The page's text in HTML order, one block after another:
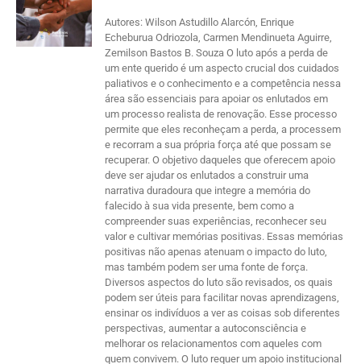
Autores: Wilson Astudillo Alarcón, Enrique
Echeburua Odriozola, Carmen Mendinueta Aguirre,
Zemilson Bastos B. Souza O luto após a perda de
um ente querido é um aspecto crucial dos cuidados
paliativos e o conhecimento e a competência nessa
área são essenciais para apoiar os enlutados em
um processo realista de renovação. Esse processo
permite que eles reconheçam a perda, a processem
e recorram a sua própria força até que possam se
recuperar. O objetivo daqueles que oferecem apoio
deve ser ajudar os enlutados a construir uma
narrativa duradoura que integre a memória do
falecido à sua vida presente, bem como a
compreender suas experiências, reconhecer seu
valor e cultivar memórias positivas. Essas memórias
positivas não apenas atenuam o impacto do luto,
mas também podem ser uma fonte de força.
Diversos aspectos do luto são revisados, os quais
podem ser úteis para facilitar novas aprendizagens,
ensinar os indivíduos a ver as coisas sob diferentes
perspectivas, aumentar a autoconsciência e
melhorar os relacionamentos com aqueles com
quem convivem. O luto requer um apoio institucional